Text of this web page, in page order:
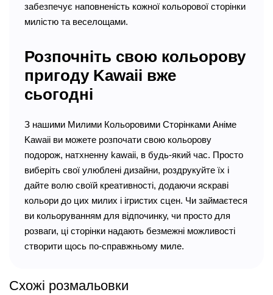
забезпечує наповненість кожної кольорової сторінки
милістю та веселощами.
Розпочніть свою кольорову
пригоду Kawaii вже
сьогодні
З нашими Милими Кольоровими Сторінками Аніме
Kawaii ви можете розпочати свою кольорову
подорож, натхненну kawaii, в будь-який час. Просто
виберіть свої улюблені дизайни, роздрукуйте їх і
дайте волю своїй креативності, додаючи яскраві
кольори до цих милих і ігристих сцен. Чи займаєтеся
ви кольоруванням для відпочинку, чи просто для
розваги, ці сторінки надають безмежні можливості
створити щось по-справжньому миле.
Схожі розмальовки